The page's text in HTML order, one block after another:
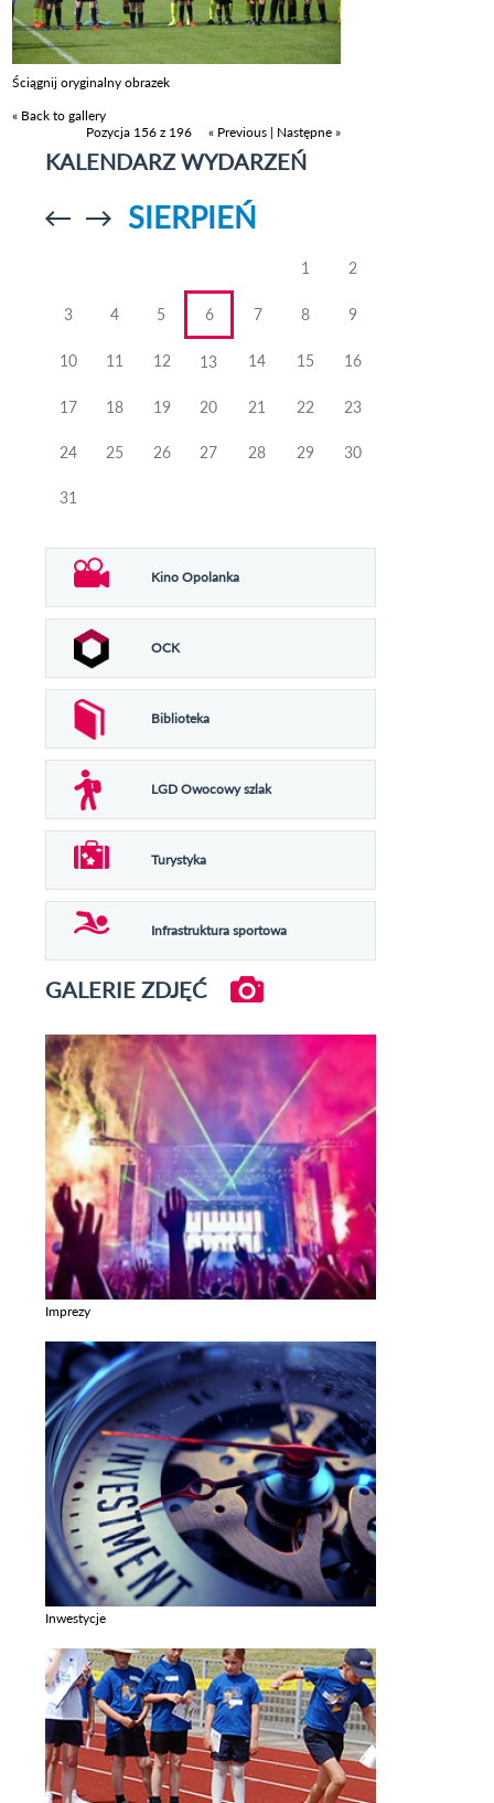
Ściągnij oryginalny obrazek
« Back to gallery
Pozycja 156 z 196
« Previous | Następne »
KALENDARZ WYDARZEŃ
Przejdź doPrzejdź do
SIERPIEŃ
1 2
3 4 5 6 7 8 9
10 11 12 13 14 15 16
17 18 19 20 21 22 23
24 25 26 27 28 29 30
31
Kino Opolanka
OCK
Biblioteka
LGD Owocowy szlak
Turystyka
Infrastruktura sportowa
GALERIE ZDJĘĆ
Imprezy
Inwestycje